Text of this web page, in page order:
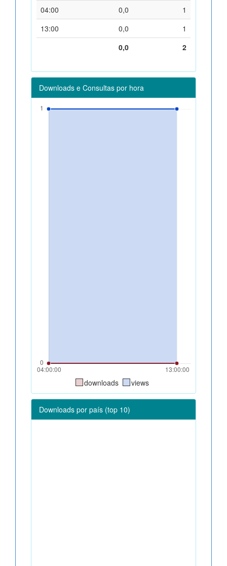
04:00
0,0
1
13:00
0,0
1
0,0
2
Downloads e Consultas por hora
downloads views
Downloads por país (top 10)